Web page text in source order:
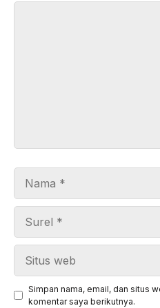
Simpan nama, email, dan situs
komentar saya berikutnya.